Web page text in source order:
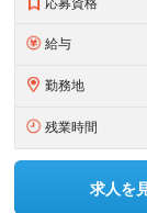
応募資格
給与
勤務地
残業時間
求人を